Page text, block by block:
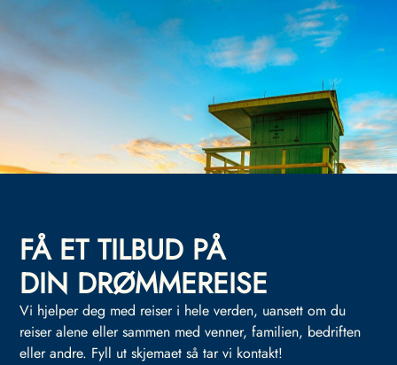
FÅ ET TILBUD PÅ
DIN DRØMMEREISE
Vi hjelper deg med reiser i hele verden, uansett om du
reiser alene eller sammen med venner, familien, bedriften
eller andre. Fyll ut skjemaet så tar vi kontakt!